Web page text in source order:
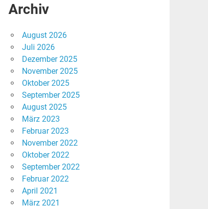
Archiv
August 2026
Juli 2026
Dezember 2025
November 2025
Oktober 2025
September 2025
August 2025
März 2023
Februar 2023
November 2022
Oktober 2022
September 2022
Februar 2022
April 2021
März 2021